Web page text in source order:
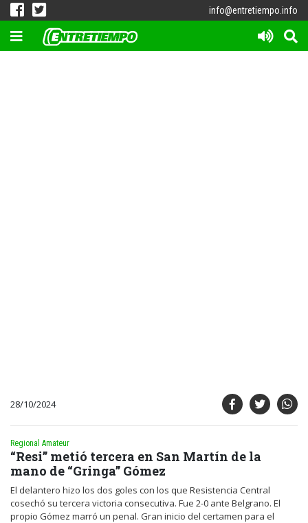
info@entretiempo.info
28/10/2024
Regional Amateur
“Resi” metió tercera en San Martín de la
mano de “Gringa” Gómez
El delantero hizo los dos goles con los que Resistencia Central
cosechó su tercera victoria consecutiva. Fue 2-0 ante Belgrano. El
propio Gómez marró un penal. Gran inicio del certamen para el